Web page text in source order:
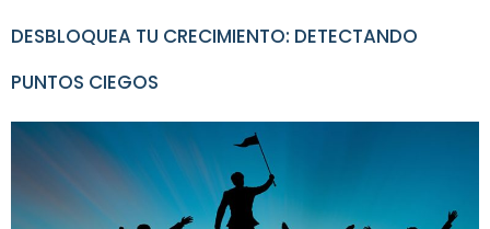
DESBLOQUEA TU CRECIMIENTO: DETECTANDO
PUNTOS CIEGOS